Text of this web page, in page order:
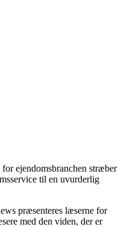
ejendomsbranchen stræber
til en uvurderlig
præsenteres læserne for
med den viden, der er